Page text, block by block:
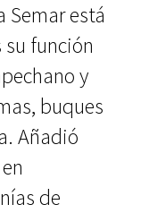
Semar está
función
y
buques
Añadió
de